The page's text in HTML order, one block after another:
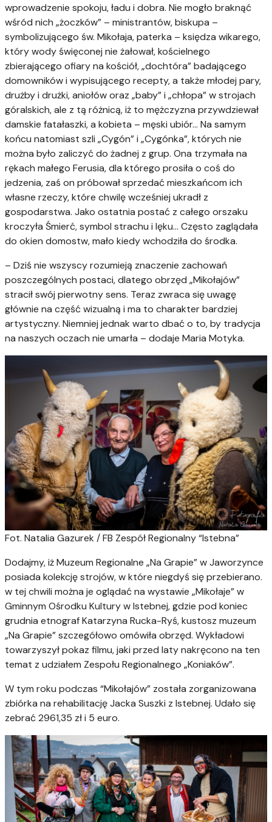
wprowadzenie spokoju, ładu i dobra. Nie mogło braknąć
wśród nich „żoczków” – ministrantów, biskupa –
symbolizującego św. Mikołaja, paterka – księdza wikarego,
który wody święconej nie żałował, kościelnego
zbierającego ofiary na kościół, „dochtóra” badającego
domowników i wypisującego recepty, a także młodej pary,
drużby i drużki, aniołów oraz „baby” i „chłopa” w strojach
góralskich, ale z tą różnicą, iż to mężczyzna przywdziewał
damskie fatałaszki, a kobieta – męski ubiór… Na samym
końcu natomiast szli „Cygón” i „Cygónka”, których nie
można było zaliczyć do żadnej z grup. Ona trzymała na
rękach małego Ferusia, dla którego prosiła o coś do
jedzenia, zaś on próbował sprzedać mieszkańcom ich
własne rzeczy, które chwilę wcześniej ukradł z
gospodarstwa. Jako ostatnia postać z całego orszaku
kroczyła Śmierć, symbol strachu i lęku… Często zaglądała
do okien domostw, mało kiedy wchodziła do środka.
– Dziś nie wszyscy rozumieją znaczenie zachowań
poszczególnych postaci, dlatego obrzęd „Mikołajów”
stracił swój pierwotny sens. Teraz zwraca się uwagę
głównie na część wizualną i ma to charakter bardziej
artystyczny. Niemniej jednak warto dbać o to, by tradycja
na naszych oczach nie umarła – dodaje Maria Motyka.
Fot. Natalia Gazurek / FB Zespół Regionalny “Istebna”
Dodajmy, iż Muzeum Regionalne „Na Grapie” w Jaworzynce
posiada kolekcję strojów, w które niegdyś się przebierano.
w tej chwili można je oglądać na wystawie „Mikołaje” w
Gminnym Ośrodku Kultury w Istebnej, gdzie pod koniec
grudnia etnograf Katarzyna Rucka-Ryś, kustosz muzeum
„Na Grapie” szczegółowo omówiła obrzęd. Wykładowi
towarzyszył pokaz filmu, jaki przed laty nakręcono na ten
temat z udziałem Zespołu Regionalnego „Koniaków”.
W tym roku podczas “Mikołajów” została zorganizowana
zbiórka na rehabilitację Jacka Suszki z Istebnej. Udało się
zebrać 2961,35 zł i 5 euro.